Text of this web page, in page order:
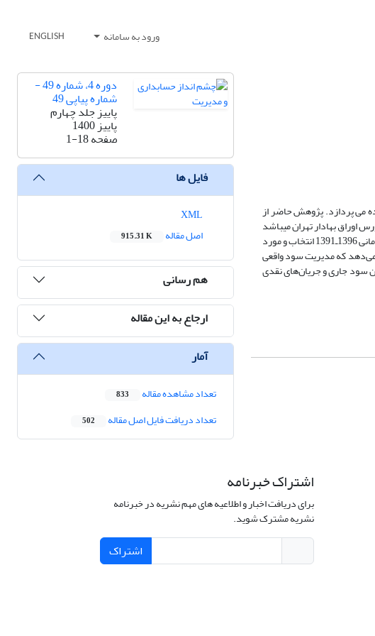
ورود به سامانه ENGLISH
می پردازد. پژوهش حاضر از
بهادار تهران میباشد
و با استفاده از روش نمونه گیری حذف سیستماتیک، در همین راستا نمونه‌ای مشتمل بر 129 شرکت پذیرفته شده در بورس اوراق بهادار تهران طی بازه زمانی 1396ـ1391 انتخاب و مورد
رگرسیون چندگانه نشان می‌دهد که مدیریت سود واقعی
سود جاری و جریان‌های نقدی
دوره 4، شماره 49 -
شماره پیاپی 49
پاییز جلد چهارم
پاییز 1400
صفحه1-18
فایل ها
اصل مقاله
915.31 K
هم رسانی
ارجاع به این مقاله
آمار
تعداد مشاهده مقاله 833
تعداد دریافت فایل اصل مقاله 502
اشتراک خبرنامه
برای دریافت اخبار و اطلاعیه های مهم نشریه در خبرنامه
نشریه مشترک شوید.
اشتراک